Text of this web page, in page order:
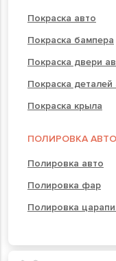
Покраска авто
Покраска бампера
Покраска двери
Покраска деталей
Покраска крыла
ПОЛИРОВКА
Полировка авто
Полировка фар
Полировка